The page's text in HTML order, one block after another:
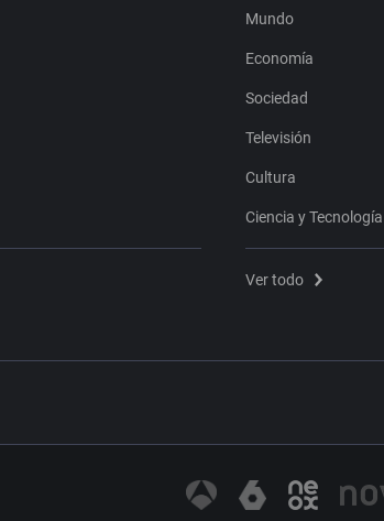
Mundo
Economía
Sociedad
Televisión
Cultura
Ciencia y Tecnología
Ver todo